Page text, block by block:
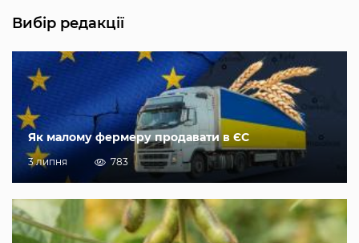
Вибір редакції
Як малому фермеру продавати в ЄС
3 липня 783